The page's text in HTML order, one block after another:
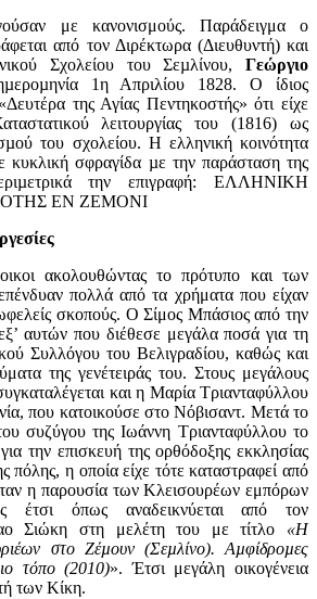
με κανονισμούς. Παράδειγμα ο
από τον Διρέκτωρα (Διευθυντή) και
Σχολείου του Σεµλίνου, Γεώργιο
1η Απριλίου 1828. Ο ίδιος
της Αγίας Πεντηκοστής» ότι είχε
λειτουργίας του (1816) ως
του σχολείου. Η ελληνική κοινότητα
κυκλική σφραγίδα µε την παράσταση της
την επιγραφή: ΕΛΛΗΝΙΚΗ
ΕΝ ΖΕΜΟΝΙ
ακολουθώντας το πρότυπο και των
πολλά από τα χρήματα που είχαν
σκοπούς. Ο Σίμος Μπάσιος από την
αυτών που διέθεσε μεγάλα ποσά για τη
Συλλόγου του Βελιγραδίου, καθώς και
της γενέτειράς του. Στους μεγάλους
και η Μαρία Τριανταφύλλου
που κατοικούσε στο Νόβισαντ. Μετά το
συζύγου της Ιωάννη Τριανταφύλλου το
την επισκευή της ορθόδοξης εκκλησίας
πόλης, η οποία είχε τότε καταστραφεί από
η παρουσία των Κλεισουρέων εμπόρων
έτσι όπως αναδεικνύεται από τον
Σιώκη στη μελέτη του με τίτλο «Η
στο Ζέµουν (Σεµλίνο). Αµφίδροµες
τόπο (2010)». Έτσι μεγάλη οικογένεια
των Κίκη.